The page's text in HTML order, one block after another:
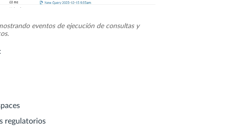
eventos de ejecución de consultas y
regulatorios